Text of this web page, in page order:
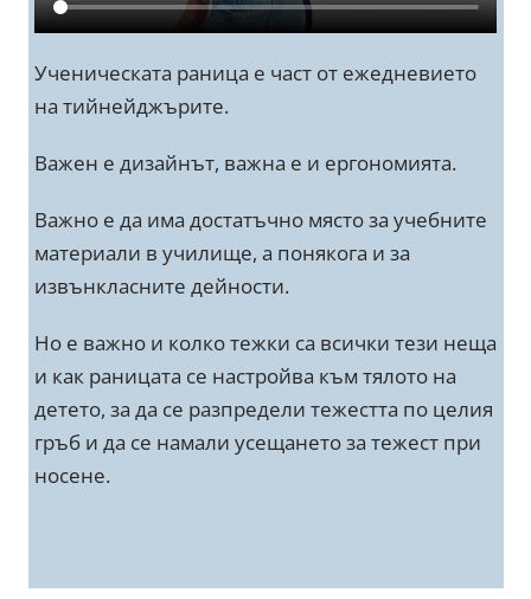
Ученическата раница е част от ежедневието
на тийнейджърите.
Важен е дизайнът, важна е и ергономията.
Важно е да има достатъчно място за учебните
материали в училище, а понякога и за
извънкласните дейности.
Но е важно и колко тежки са всички тези неща
и как раницата се настройва към тялото на
детето, за да се разпредели тежестта по целия
гръб и да се намали усещането за тежест при
носене.